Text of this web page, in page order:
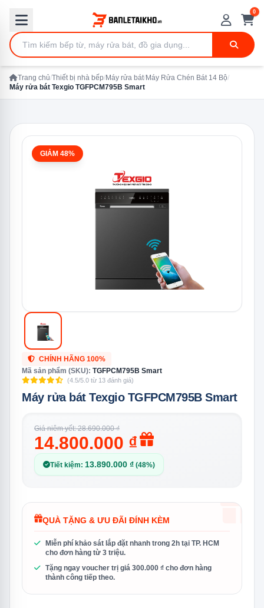
0
Trang chủ/Thiết bị nhà bếp/Máy rửa bát/Máy Rửa Chén Bát 14 Bộ/
Máy rửa bát Texgio TGFPCM795B Smart
GIẢM 48%
CHÍNH HÃNG 100%
Mã sản phẩm (SKU): TGFPCM795B Smart
(4.5/5.0 từ 13 đánh giá)
Máy rửa bát Texgio TGFPCM795B Smart
Giá niêm yết: 28.690.000 ₫
14.800.000 ₫
Tiết kiệm: 13.890.000 ₫ (48%)
QUÀ TẶNG & ƯU ĐÃI ĐÍNH KÈM
Miễn phí khảo sát lắp đặt nhanh trong 2h tại TP. HCM
cho đơn hàng từ 3 triệu.
Tặng ngay voucher trị giá 300.000 ₫ cho đơn hàng
thành công tiếp theo.